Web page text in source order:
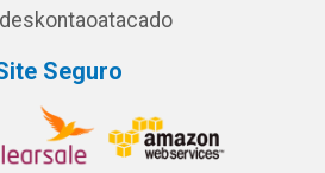
Seguro